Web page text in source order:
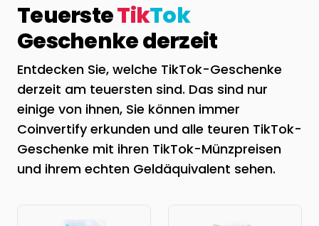
TeuersteTikTok
Geschenke derzeit
Entdecken Sie, welche TikTok-Geschenke
derzeit am teuersten sind. Das sind nur
einige von ihnen, Sie können immer
Coinvertify erkunden und alle teuren TikTok-
Geschenke mit ihren TikTok-Münzpreisen
und ihrem echten Geldäquivalent sehen.